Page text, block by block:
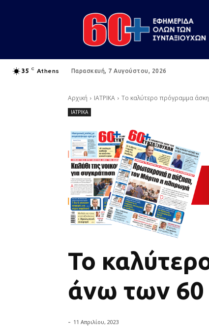
35 C Athens Παρασκευή, 7 Αυγούστου, 2026
Αρχική ΙΑΤΡΙΚΑ Το καλύτερο πρόγραμμα
ΙΑΤΡΙΚΑ
Το
άνω των 60
- 11 Απριλίου, 2023